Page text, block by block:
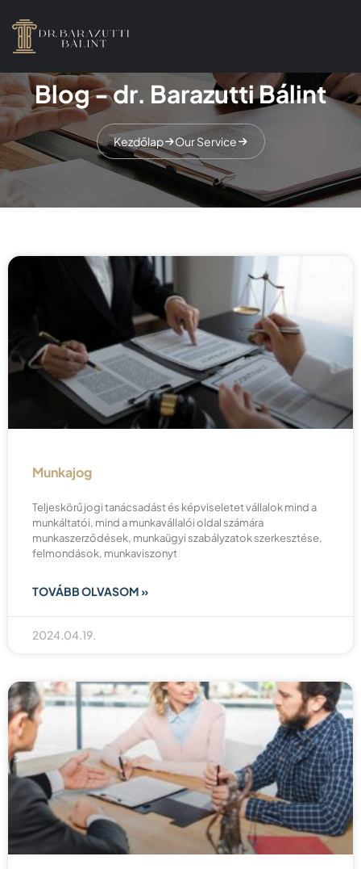
Blog - dr. Barazutti Bálint
Kezdőlap Our Service
Munkajog
Teljeskörű jogi tanácsadást és képviseletet vállalok mind a
munkáltatói, mind a munkavállalói oldal számára
munkaszerződések, munkaügyi szabályzatok szerkesztése,
felmondások, munkaviszonyt
TOVÁBB OLVASOM »
2024.04.19.